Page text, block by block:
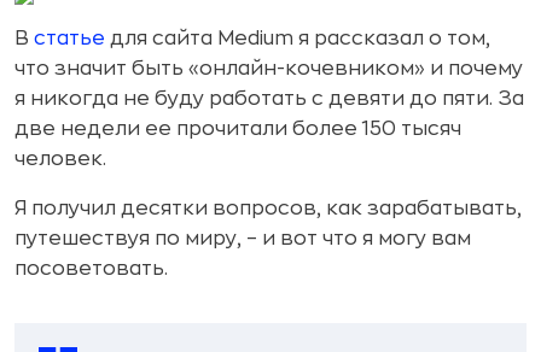
В статье для сайта Medium я рассказал о том,
что значит быть «онлайн-кочевником» и почему
я никогда не буду работать с девяти до пяти. За
две недели ее прочитали более 150 тысяч
человек.
Я получил десятки вопросов, как зарабатывать,
путешествуя по миру, – и вот что я могу вам
посоветовать.